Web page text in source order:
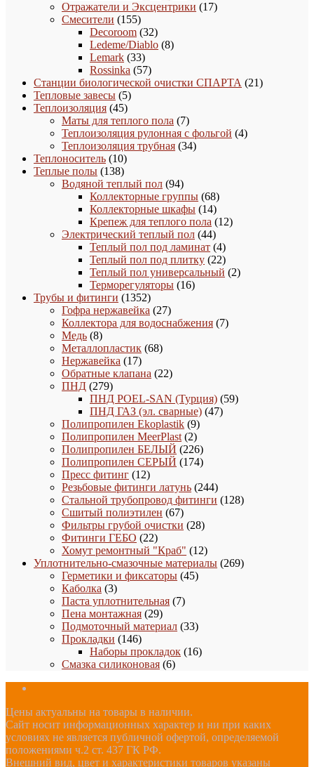
товар
Отражатели и Эксцентрики 1717
Смесители 155155
товаров
Decoroom 3232
товара
Ledeme/Diablo 88
Lemark 3333
товара
Rossinka 5757
товаров
Станции биологической очистки СПАРТА 2121
Тепловые завесы 55
товаров
Теплоизоляция 4545
товаров
Маты для теплого пола 77
товаров
Теплоизоляция рулонная с фольгой 44
Теплоизоляция трубная 3434
Теплоноситель 1010
товаров
Теплые полы 138138
товаров
Водяной теплый пол 9494
товара
Коллекторные группы 6868
товаров
Коллекторные шкафы 1414
товаров
Крепеж для теплого пола 1212
Электрический теплый пол 4444
товара
Теплый пол под ламинат 44
товара
Теплый пол под плитку 2222
товара
Теплый пол универсальный 22
Терморегуляторы 1616
Трубы и фитинги 13521352
товара
Гофра нержавейка 2727
товаров
Коллектора для водоснабжения 77
Медь 88
товаров
Металлопластик 6868
Нержавейка 1717
товаров
Обратные клапана 2222
ПНД 279279
товаров
ПНД POEL-SAN (Турция) 5959
ПНД ГАЗ (эл. сварные) 4747
Полипропилен Ekoplastik 99
товаров
Полипропилен MeerPlast 22
товара
Полипропилен БЕЛЫЙ 226226
товаров
Полипропилен СЕРЫЙ 174174
Пресс фитинг 1212
товаров
Резьбовые фитинги латунь 244244
товара
Стальной трубопровод фитинги 128128
Сшитый полиэтилен 6767
товаров
Фильтры грубой очистки 2828
Фитинги ГЕБО 2222
товара
Хомут ремонтный "Краб" 1212
товаров
Уплотнительно-смазочные материалы 269269
Герметики и фиксаторы 4545
Каболка 33
товара
Паста уплотнительная 77
Пена монтажная 2929
товаров
Подмоточный материал 3333
Прокладки 146146
товаров
Наборы прокладок 1616
Смазка силиконовая 66
Цены актуальны на товары в наличии.
Сайт носит информационных характер и ни при каких
условиях не является публичной офертой, определяемой
положениями ч.2 ст. 437 ГК РФ.
Внешний вид, цвет и характеристики товаров указаны